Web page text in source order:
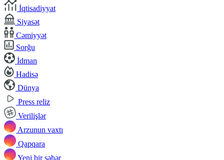
İqtisadiyyat
Siyasət
Cəmiyyət
Sorğu
İdman
Hadisə
Dünya
Press reliz
Verilişlər
Arzunun vaxtı
Qapqara
Yeni bir səhər